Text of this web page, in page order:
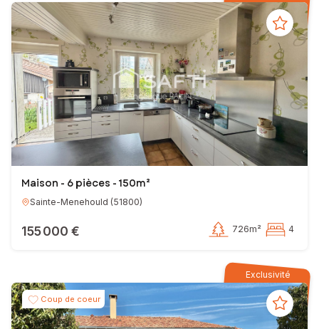
Maison - 6 pièces - 150m²
Sainte-Menehould (51800)
155 000 € 726m² 4
Exclusivité
Coup de coeur